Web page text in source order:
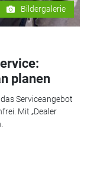
Bildergalerie
planen
Serviceangebot
Mit „Dealer